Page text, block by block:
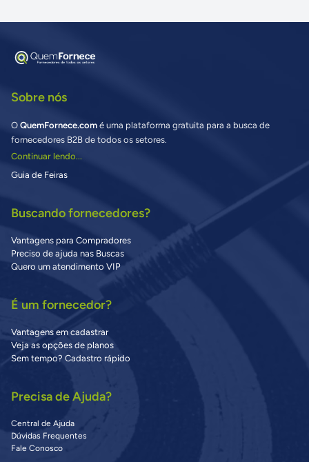
Sobre nós
O QuemFornece.com é uma plataforma gratuita para a busca de
fornecedores B2B de todos os setores.
Continuar lendo...
Guia de Feiras
Buscando fornecedores?
Vantagens para Compradores
Preciso de ajuda nas Buscas
Quero um atendimento VIP
É um fornecedor?
Vantagens em cadastrar
Veja as opções de planos
Sem tempo? Cadastro rápido
Precisa de Ajuda?
Central de Ajuda
Dúvidas Frequentes
Fale Conosco